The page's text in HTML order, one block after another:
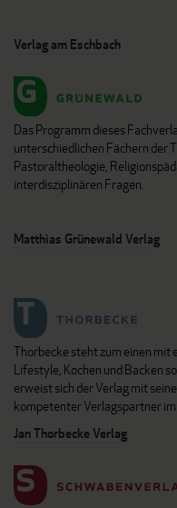
Verlag am Eschbach
Das Programm dieses
unterschiedlichen Fächern der
Pastoraltheologie,
interdisziplinären Fragen.
Matthias Grünewald Verlag
Thorbecke steht zum einen
Lifestyle, Kochen und Backen
erweist sich der Verlag mit
kompetenter Verlagspartner im
Jan Thorbecke Verlag